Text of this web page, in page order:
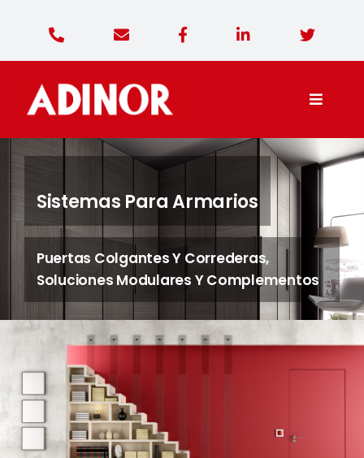
Toggle
Adinor Diseño
Contacto
Sistemas Para Armarios
Puertas Colgantes Y Correderas,
Soluciones Modulares Y Complementos